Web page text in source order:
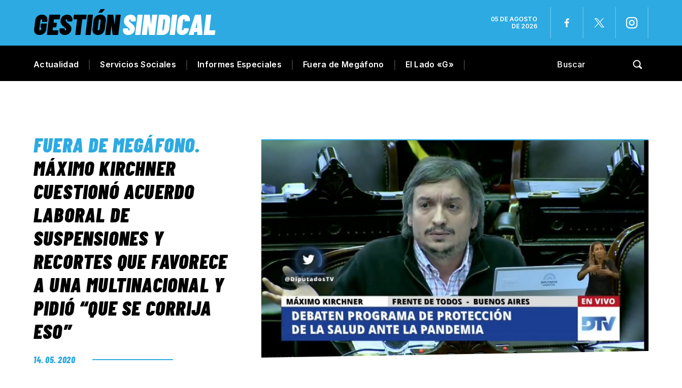
GESTIÓNSINDICAL
05 DE AGOSTO
DE 2026
Actualidad Servicios Sociales Informes Especiales Fuera de Megáfono El Lado «G»
FUERA DE MEGÁFONO.
MÁXIMO KIRCHNER
CUESTIONÓ ACUERDO
LABORAL DE
SUSPENSIONES Y
RECORTES QUE FAVORECE
A UNA MULTINACIONAL Y
PIDIÓ “QUE SE CORRIJA
ESO”
14. 05. 2020